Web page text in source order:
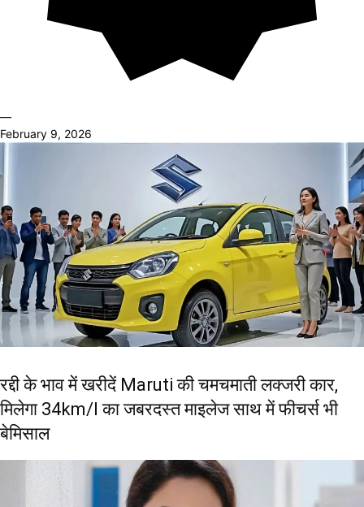
—
February 9, 2026
रद्दी के भाव में खरीदें Maruti की चमचमाती लक्जरी कार,
मिलेगा 34km/l का जबरदस्त माइलेज साथ में फीचर्स भी
बेमिसाल